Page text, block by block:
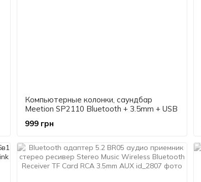
Компьютерные колонки, саундбар
Meetion SP2110 Bluetooth + 3.5mm + USB
999 грн